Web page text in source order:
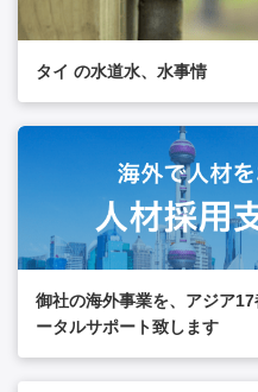
タイ の水道水、水事情
御社の海外事業を、アジア
ータルサポート致します